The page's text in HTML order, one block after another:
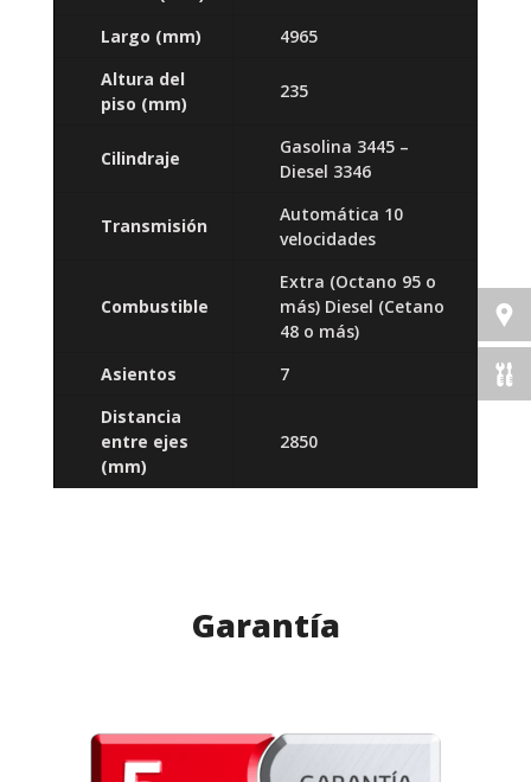
Largo (mm)
4965
Altura del
piso (mm)
235
Cilindraje
Gasolina 3445 –
Diesel 3346
Transmisión
Automática 10
velocidades
Combustible
Extra (Octano 95 o
más) Diesel (Cetano
48 o más)
Asientos
7
Distancia
entre ejes
(mm)
2850
Garantía